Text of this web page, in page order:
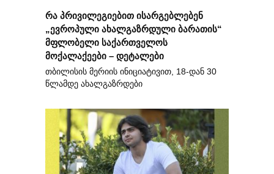
რა პრივილეგიებით ისარგებლებენ
„ევროპული ახალგაზრდული ბარათის“
მფლობელი საქართველოს
მოქალაქეები – დეტალები
თბილისის მერიის ინიციატივით, 18-დან 30
წლამდე ახალგაზრდები